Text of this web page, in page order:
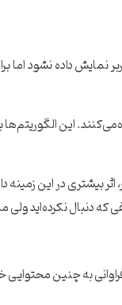
داده نشود اما
این
بیشتری در این زمینه
که دنبال نکرده‌اید
به چنین